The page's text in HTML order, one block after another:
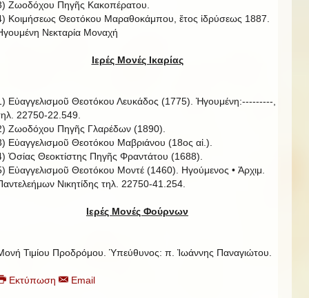
Ζωοδόχου Πηγῆς Κακοπέρατου.
Κοιμήσεως Θεοτόκου Μαραθοκάμπου, ἔτος ἱδρύσεως 1887.
Νεκταρία Μοναχή
Ιερές Μονές Ικαρίας
Εὐαγγελισμοῦ Θεοτόκου Λευκάδος (1775). Ἡγουμένη:---------,
22750-22.549.
Ζωοδόχου Πηγῆς Γλαρέδων (1890).
Εὐαγγελισμοῦ Θεοτόκου Μαβριάνου (18ος αἰ.).
Ὁσίας Θεοκτίστης Πηγῆς Φραντάτου (1688).
Εὐαγγελισμοῦ Θεοτόκου Μοντέ (1460). Ηγούμενος • Ἀρχιμ.
Νικητίδης τηλ. 22750-41.254.
Ιερές Μονές Φούρνων
Τιμίου Προδρόμου. Ὑπεύθυνος: π. Ἰωάννης Παναγιώτου.
Εκτύπωση Email